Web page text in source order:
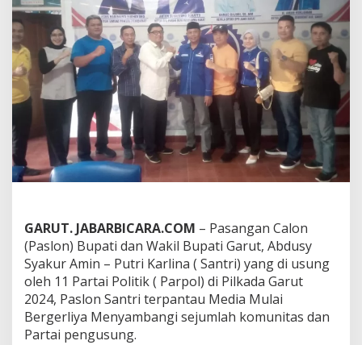
e
r
p
a
n
t
u
S
a
m
b
g
i
S
e
j
m
l
a
GARUT. JABARBICARA.COM – Pasangan Calon
(Paslon) Bupati dan Wakil Bupati Garut, Abdusy
Syakur Amin – Putri Karlina ( Santri) yang di usung
oleh 11 Partai Politik ( Parpol) di Pilkada Garut
2024, Paslon Santri terpantau Media Mulai
Bergerliya Menyambangi sejumlah komunitas dan
Partai pengusung.